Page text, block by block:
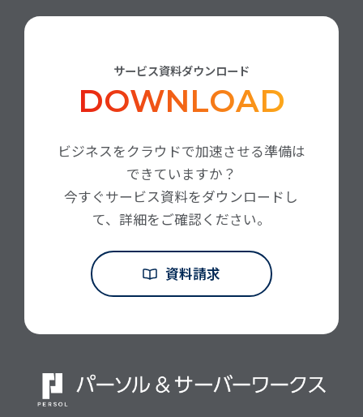
サービス資料ダウンロード
DOWNLOAD
ビジネスをクラウドで加速させる準備は
できていますか？
今すぐサービス資料をダウンロードし
て、詳細をご確認ください。
資料請求